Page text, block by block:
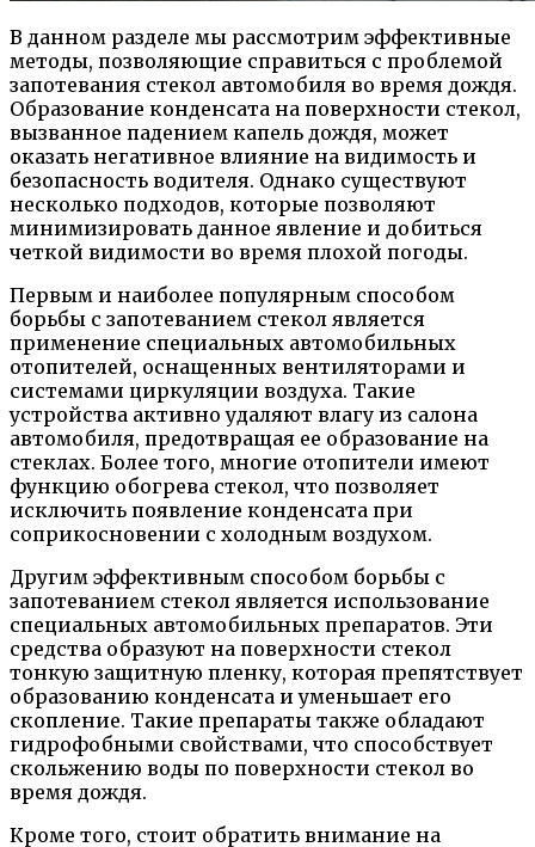
В данном разделе мы рассмотрим эффективные
методы, позволяющие справиться с проблемой
запотевания стекол автомобиля во время дождя.
Образование конденсата на поверхности стекол,
вызванное падением капель дождя, может
оказать негативное влияние на видимость и
безопасность водителя. Однако существуют
несколько подходов, которые позволяют
минимизировать данное явление и добиться
четкой видимости во время плохой погоды.
Первым и наиболее популярным способом
борьбы с запотеванием стекол является
применение специальных автомобильных
отопителей, оснащенных вентиляторами и
системами циркуляции воздуха. Такие
устройства активно удаляют влагу из салона
автомобиля, предотвращая ее образование на
стеклах. Более того, многие отопители имеют
функцию обогрева стекол, что позволяет
исключить появление конденсата при
соприкосновении с холодным воздухом.
Другим эффективным способом борьбы с
запотеванием стекол является использование
специальных автомобильных препаратов. Эти
средства образуют на поверхности стекол
тонкую защитную пленку, которая препятствует
образованию конденсата и уменьшает его
скопление. Такие препараты также обладают
гидрофобными свойствами, что способствует
скольжению воды по поверхности стекол во
время дождя.
Кроме того, стоит обратить внимание на